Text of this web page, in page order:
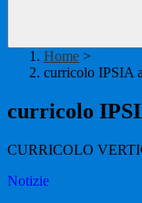
Home >
curricolo IPSIA
curricolo
CURRICOLO
Notizie